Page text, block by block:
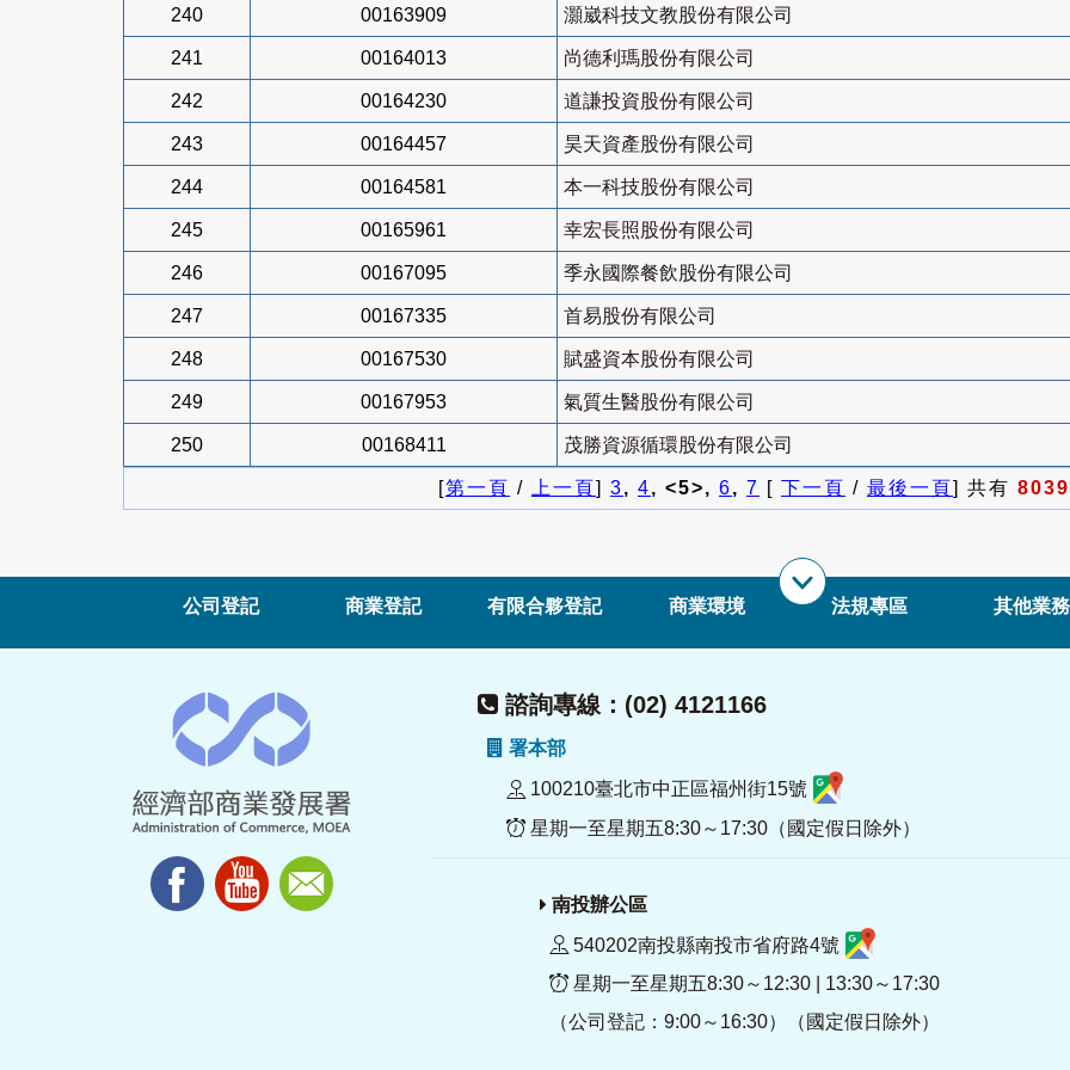
240 00163909 灝崴科技文教股份有限公司
241 00164013 尚德利瑪股份有限公司
242 00164230 道謙投資股份有限公司
243 00164457 昊天資產股份有限公司
244 00164581 本一科技股份有限公司
245 00165961 幸宏長照股份有限公司
246 00167095 季永國際餐飲股份有限公司
247 00167335 首易股份有限公司
248 00167530 賦盛資本股份有限公司
249 00167953 氣質生醫股份有限公司
250 00168411 茂勝資源循環股份有限公司
[第一頁 / 上一頁] 3, 4, <5>, 6, 7 [ 下一頁 / 最後一頁] 共有 8039
公司登記 商業登記 有限合夥登記 商業環境 法規專區 其他業務
諮詢專線：(02) 4121166
署本部
100210臺北市中正區福州街15號
星期一至星期五8:30～17:30（國定假日除外）
南投辦公區
540202南投縣南投市省府路4號
星期一至星期五8:30～12:30 | 13:30～17:30
（公司登記：9:00～16:30）（國定假日除外）